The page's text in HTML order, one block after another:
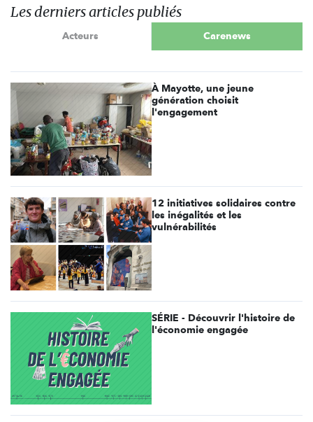
Les derniers articles publiés
Acteurs Carenews
À Mayotte, une jeune
génération choisit
l'engagement
12 initiatives solidaires contre
les inégalités et les
vulnérabilités
SÉRIE - Découvrir l'histoire de
l'économie engagée